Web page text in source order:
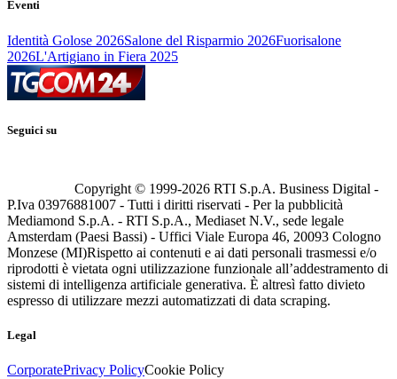
Eventi
Identità Golose 2026Salone del Risparmio 2026Fuorisalone
2026L'Artigiano in Fiera 2025
Seguici su
Copyright © 1999-2026 RTI S.p.A. Business Digital -
P.Iva 03976881007 - Tutti i diritti riservati - Per la pubblicità
Mediamond S.p.A. - RTI S.p.A., Mediaset N.V., sede legale
Amsterdam (Paesi Bassi) - Uffici Viale Europa 46, 20093 Cologno
Monzese (MI)Rispetto ai contenuti e ai dati personali trasmessi e/o
riprodotti è vietata ogni utilizzazione funzionale all’addestramento di
sistemi di intelligenza artificiale generativa. È altresì fatto divieto
espresso di utilizzare mezzi automatizzati di data scraping.
Legal
CorporatePrivacy PolicyCookie Policy